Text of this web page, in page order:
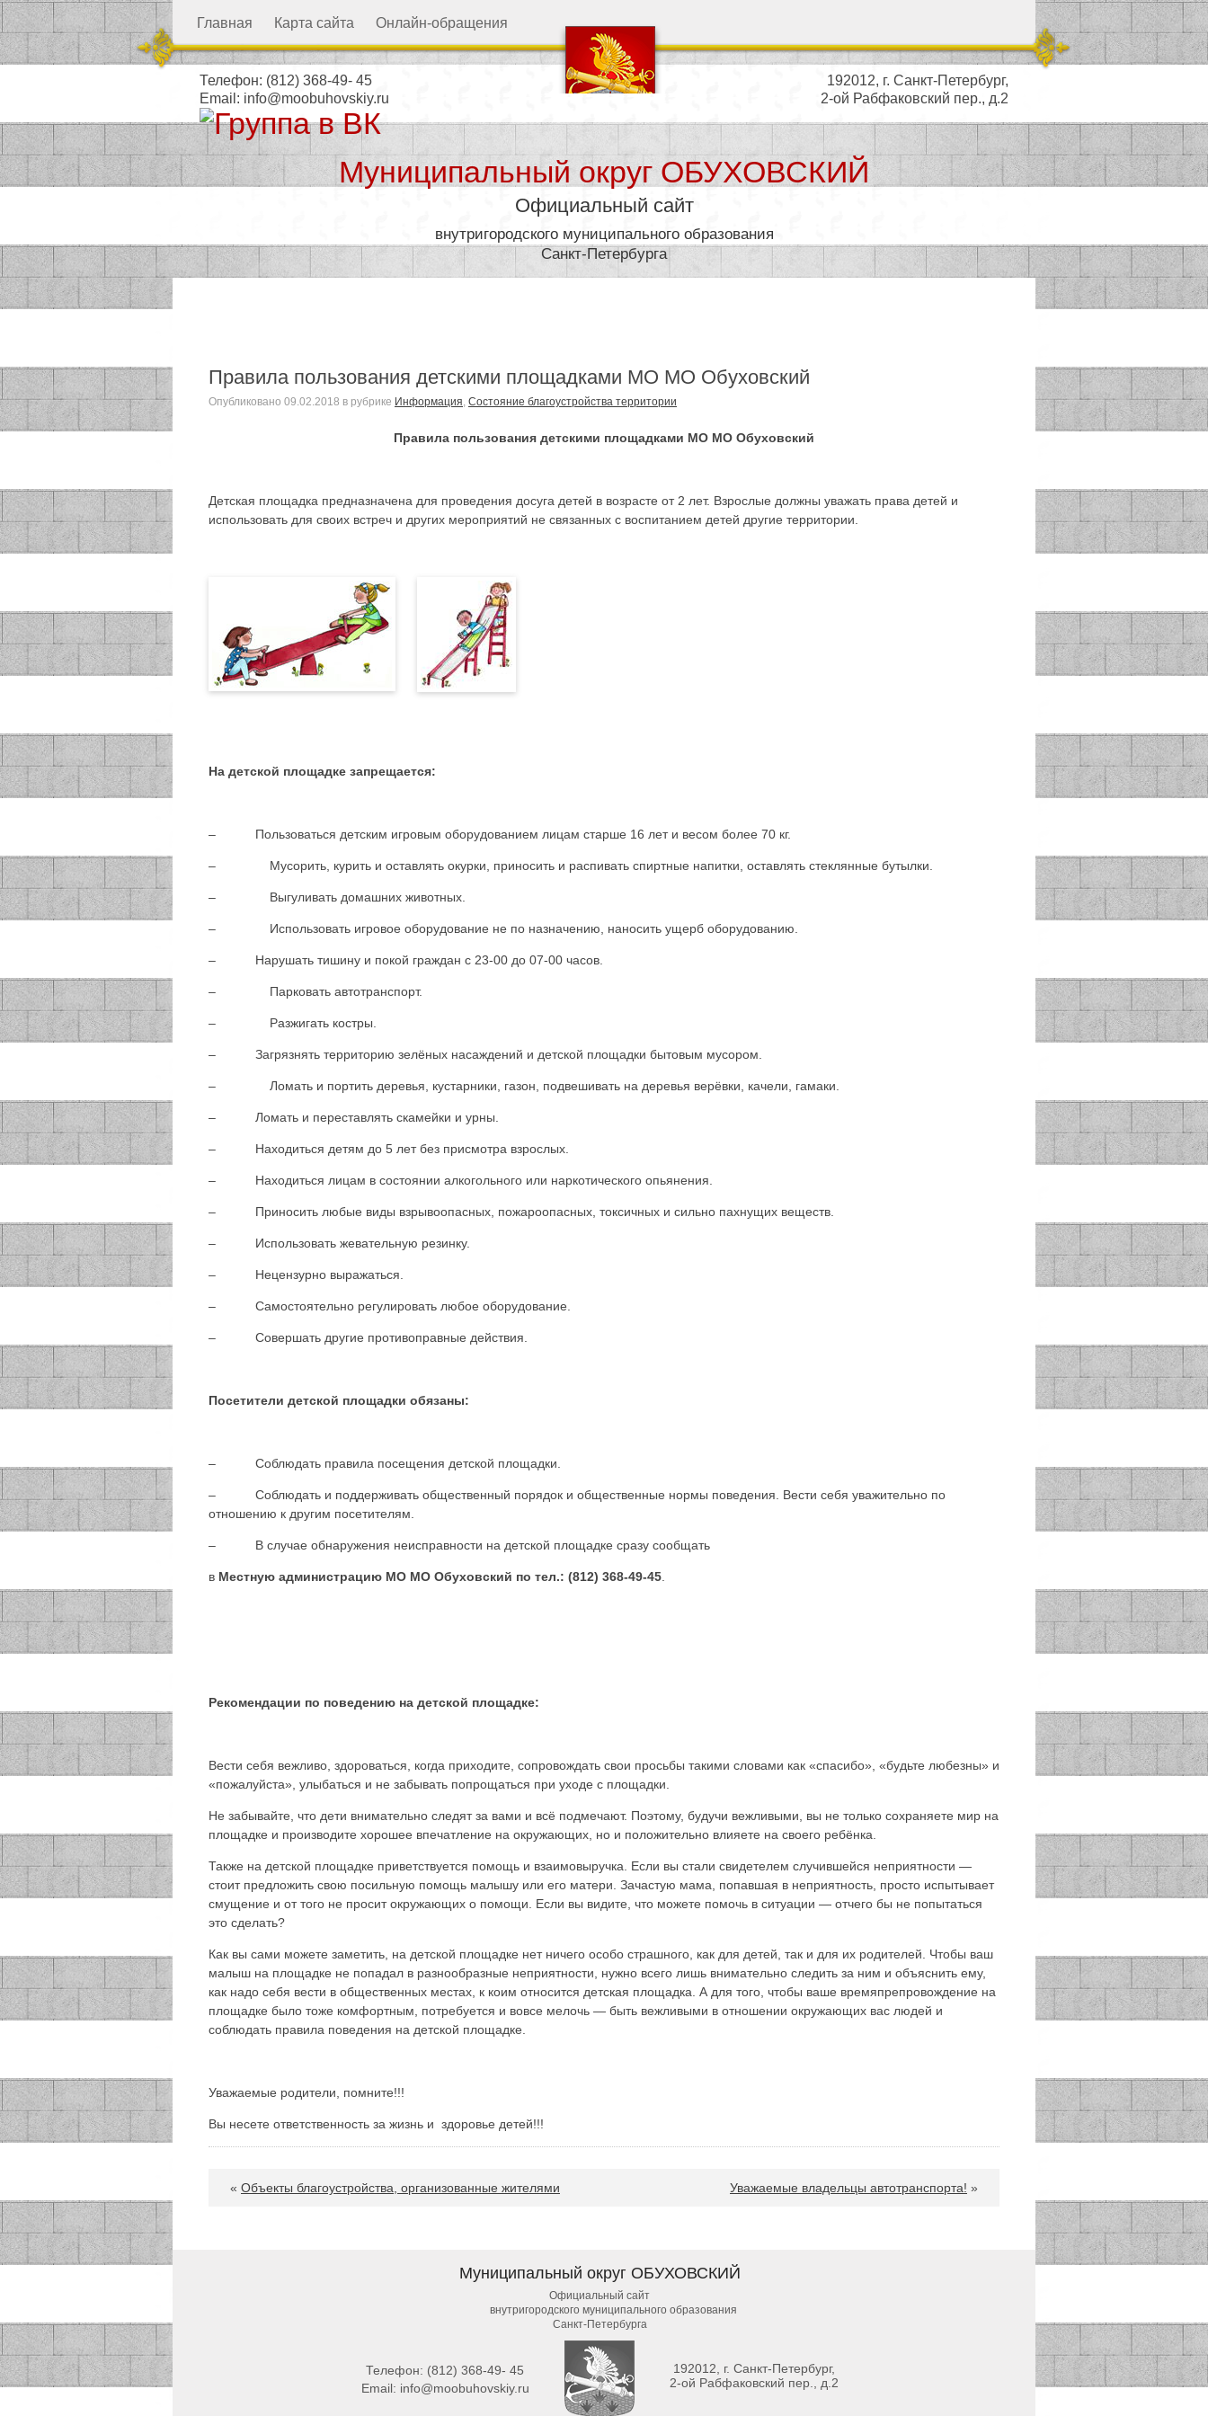
Главная Карта сайта Онлайн-обращения
Телефон: (812) 368-49- 45
Email: info@moobuhovskiy.ru
192012, г. Санкт-Петербург,
2-ой Рабфаковский пер., д.2
Муниципальный округ ОБУХОВСКИЙ
Официальный сайт
внутригородского муниципального образования
Санкт-Петербурга
Правила пользования детскими площадками МО МО Обуховский
Опубликовано 09.02.2018 в рубрике Информация, Состояние благоустройства территории
Правила пользования детскими площадками МО МО Обуховский
Детская площадка предназначена для проведения досуга детей в возрасте от 2 лет. Взрослые должны уважать права детей и
использовать для своих встреч и других мероприятий не связанных с воспитанием детей другие территории.
На детской площадке запрещается:
– Пользоваться детским игровым оборудованием лицам старше 16 лет и весом более 70 кг.
– Мусорить, курить и оставлять окурки, приносить и распивать спиртные напитки, оставлять стеклянные бутылки.
– Выгуливать домашних животных.
– Использовать игровое оборудование не по назначению, наносить ущерб оборудованию.
– Нарушать тишину и покой граждан с 23-00 до 07-00 часов.
– Парковать автотранспорт.
– Разжигать костры.
– Загрязнять территорию зелёных насаждений и детской площадки бытовым мусором.
– Ломать и портить деревья, кустарники, газон, подвешивать на деревья верёвки, качели, гамаки.
– Ломать и переставлять скамейки и урны.
– Находиться детям до 5 лет без присмотра взрослых.
– Находиться лицам в состоянии алкогольного или наркотического опьянения.
– Приносить любые виды взрывоопасных, пожароопасных, токсичных и сильно пахнущих веществ.
– Использовать жевательную резинку.
– Нецензурно выражаться.
– Самостоятельно регулировать любое оборудование.
– Совершать другие противоправные действия.
Посетители детской площадки обязаны:
– Соблюдать правила посещения детской площадки.
– Соблюдать и поддерживать общественный порядок и общественные нормы поведения. Вести себя уважительно по
отношению к другим посетителям.
– В случае обнаружения неисправности на детской площадке сразу сообщать
в Местную администрацию МО МО Обуховский по тел.: (812) 368-49-45
Рекомендации по поведению на детской площадке:
Вести себя вежливо, здороваться, когда приходите, сопровождать свои просьбы такими словами как «спасибо», «будьте любезны» и
«пожалуйста», улыбаться и не забывать попрощаться при уходе с площадки.
Не забывайте, что дети внимательно следят за вами и всё подмечают. Поэтому, будучи вежливыми, вы не только сохраняете мир на
площадке и производите хорошее впечатление на окружающих, но и положительно влияете на своего ребёнка.
Также на детской площадке приветствуется помощь и взаимовыручка. Если вы стали свидетелем случившейся неприятности —
стоит предложить свою посильную помощь малышу или его матери. Зачастую мама, попавшая в неприятность, просто испытывает
смущение и от того не просит окружающих о помощи. Если вы видите, что можете помочь в ситуации — отчего бы не попытаться
это сделать?
Как вы сами можете заметить, на детской площадке нет ничего особо страшного, как для детей, так и для их родителей. Чтобы ваш
малыш на площадке не попадал в разнообразные неприятности, нужно всего лишь внимательно следить за ним и объяснить ему,
как надо себя вести в общественных местах, к коим относится детская площадка. А для того, чтобы ваше времяпрепровождение на
площадке было тоже комфортным, потребуется и вовсе мелочь — быть вежливыми в отношении окружающих вас людей и
соблюдать правила поведения на детской площадке.
Уважаемые родители, помните!!!
Вы несете ответственность за жизнь и здоровье детей!!!
« Объекты благоустройства, организованные жителями Уважаемые владельцы автотранспорта! »
Муниципальный округ ОБУХОВСКИЙ
Официальный сайт
внутригородского муниципального образования
Санкт-Петербурга
Телефон: (812) 368-49- 45
Email: info@moobuhovskiy.ru
192012, г. Санкт-Петербург,
2-ой Рабфаковский пер., д.2